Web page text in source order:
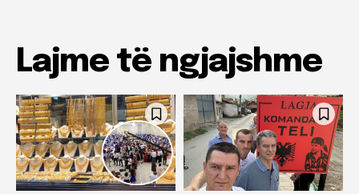
Lajme të ngjajshme